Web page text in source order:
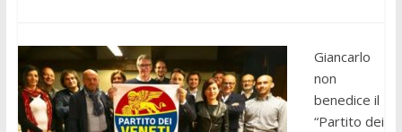
Giancarlo
non
benedice il
“Partito dei